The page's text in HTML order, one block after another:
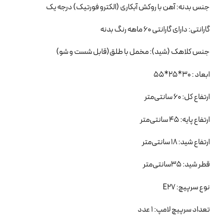
جنس بدنه: آهن با روکش آبکاری (الکترو فورتیک) درجه یک
گارانتی: دارای گارانتی 60 ماهه رنگ بدنه
جنس کلاهک (شید): مخمل با طلق(قابل شست و شو)
ابعاد : 30*25*55
ارتفاع کل: 60 سانتی‌متر
ارتفاع پایه: 45 سانتی‌متر
ارتفاع شید: 18 سانتی‌متر
قطر شید: 35سانتی‌متر
نوع سرپیچ: E27
تعداد سرپیچ لامپ: 1 عدد